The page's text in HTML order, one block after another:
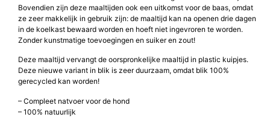
Bovendien zijn deze maaltijden ook een uitkomst voor de baas, omdat
ze zeer makkelijk in gebruik zijn: de maaltijd kan na openen drie dagen
in de koelkast bewaard worden en hoeft niet ingevroren te worden.
Zonder kunstmatige toevoegingen en suiker en zout!
Deze maaltijd vervangt de oorspronkelijke maaltijd in plastic kuipjes.
Deze nieuwe variant in blik is zeer duurzaam, omdat blik 100%
gerecycled kan worden!
– Compleet natvoer voor de hond
– 100% natuurlijk